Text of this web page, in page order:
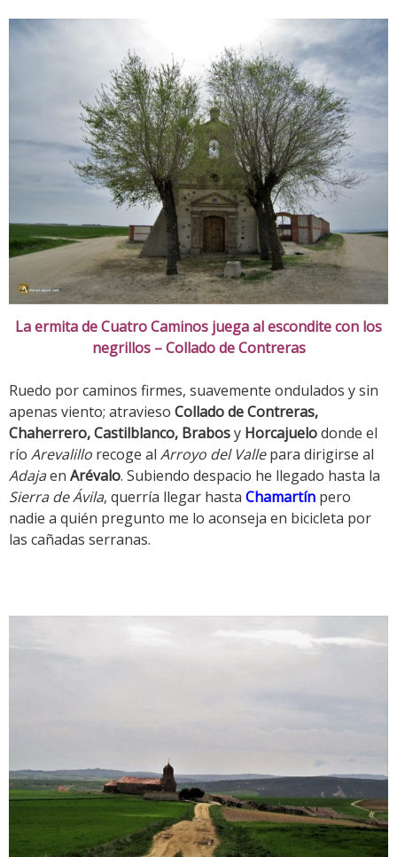
La ermita de Cuatro Caminos juega al escondite con los
negrillos – Collado de Contreras
Ruedo por caminos firmes, suavemente ondulados y sin
apenas viento; atravieso Collado de Contreras,
Chaherrero, Castilblanco, Brabosy Horcajuelodonde el
río Arevalillo recoge al Arroyo del Vallepara dirigirse al
Adajaen Arévalo. Subiendo despacio he llegado hasta la
Sierra de Ávila, querría llegar hasta Chamartín pero
nadie a quién pregunto me lo aconseja en bicicleta por
las cañadas serranas.